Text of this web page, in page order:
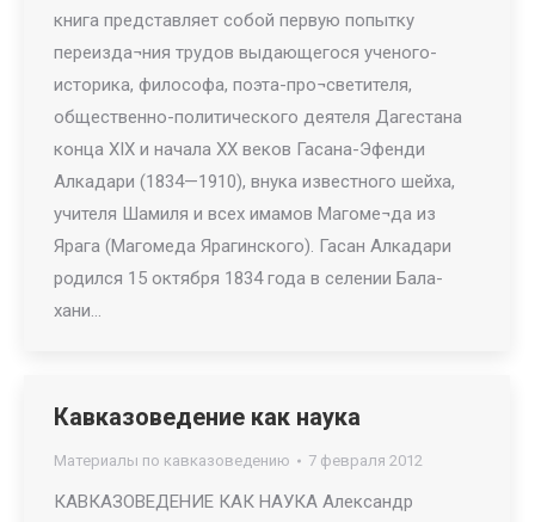
книга представляет собой первую попытку
переизда¬ния трудов выдающегося ученого-
историка, философа, поэта-про¬светителя,
общественно-политического деятеля Дагестана
конца XIX и начала XX веков Гасана-Эфенди
Алкадари (1834—1910), внука известного шейха,
учителя Шамиля и всех имамов Магоме¬да из
Ярага (Магомеда Ярагинского). Гасан Алкадари
родился 15 октября 1834 года в селении Бала-
хани…
Кавказоведение как наука
Материалы по кавказоведению 7 февраля 2012
КАВКАЗОВЕДЕНИЕ КАК НАУКА Александр